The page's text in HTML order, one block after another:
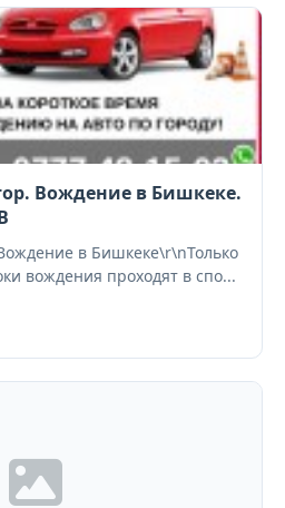
Вождение в Бишкеке.
в Бишкеке\r\nТолько
вождения проходят в спо...